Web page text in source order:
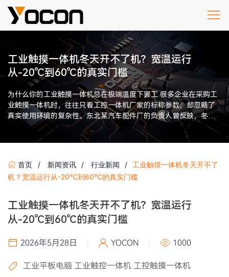
工业触摸一体机冬天开不了机？宽温运行
从-20℃到60℃的真实门槛
为什么你的工业触摸一体机总在极端温度下罢工 很多企业在采购工
业触摸一体机时，往往只看工控一体机厂家的标称参数，却忽略了
真实使用环境的复杂性。东北某汽车配件厂的负责人曾反映，冬季
车间温度跌至零下15℃时 […]
首页 新闻资讯 行业新闻
工业触摸一体机冬天开不了
机？宽温运行从-20℃到60℃的真实门槛
工业触摸一体机冬天开不了机？宽温运行
从-20℃到60℃的真实门槛
2026年5月28日 YOCON 1000
工业平板电脑 工业触控一体机 工控触摸一体机